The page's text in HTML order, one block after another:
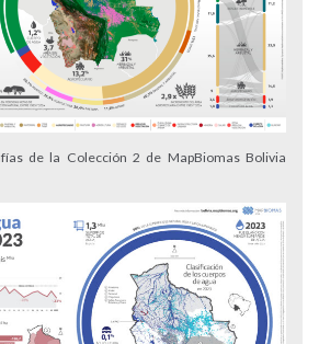
de la Colección 2 de MapBiomas Bolivia